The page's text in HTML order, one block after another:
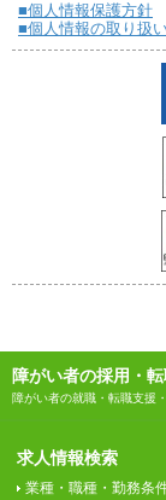
■個人情報保護方針
■個人情報の取り扱
障がい者の採用・
障がい者の就職・転職支援
求人情報検索
業種・職種・勤務条